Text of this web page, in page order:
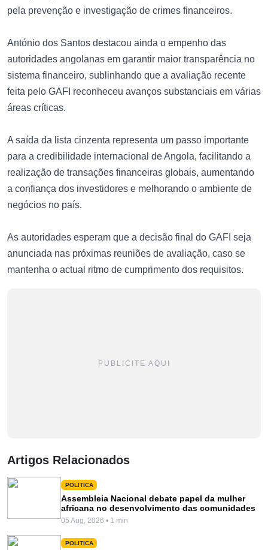
pela prevenção e investigação de crimes financeiros.
António dos Santos destacou ainda o empenho das
autoridades angolanas em garantir maior transparência no
sistema financeiro, sublinhando que a avaliação recente
feita pelo GAFI reconheceu avanços substanciais em várias
áreas críticas.
A saída da lista cinzenta representa um passo importante
para a credibilidade internacional de Angola, facilitando a
realização de transações financeiras globais, aumentando
a confiança dos investidores e melhorando o ambiente de
negócios no país.
As autoridades esperam que a decisão final do GAFI seja
anunciada nas próximas reuniões de avaliação, caso se
mantenha o actual ritmo de cumprimento dos requisitos.
PUBLICITE AQUI
Artigos Relacionados
POLITICA
Assembleia Nacional debate papel da mulher
africana no desenvolvimento das comunidades
05 Aug, 2026 • 1 min
POLITICA